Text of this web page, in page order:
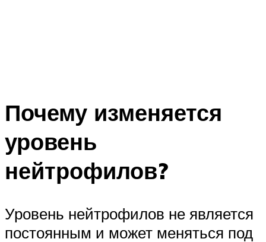
Почему изменяется
уровень
нейтрофилов?
Уровень нейтрофилов не является
постоянным и может меняться под